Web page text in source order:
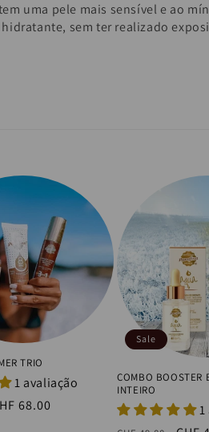
uma pele mais sensível e ao
sem ter realizado
TRIO
1 avaliação
68.00
Sale
COMBO BOOSTER
INTEIRO
1